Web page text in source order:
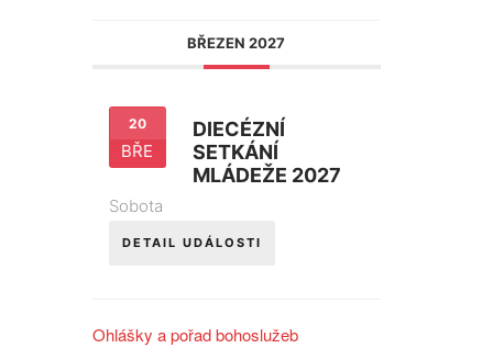
BŘEZEN 2027
20
BŘE
DIECÉZNÍ
SETKÁNÍ
MLÁDEŽE 2027
Sobota
DETAIL UDÁLOSTI
Ohlášky a pořad bohoslužeb